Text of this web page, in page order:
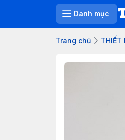
Danh mục
Trang chủ THIẾT